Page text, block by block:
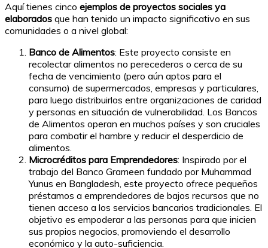
Aquí tienes cinco ejemplos de proyectos sociales ya
elaborados que han tenido un impacto significativo en sus
comunidades o a nivel global:
Banco de Alimentos: Este proyecto consiste en
recolectar alimentos no perecederos o cerca de su
fecha de vencimiento (pero aún aptos para el
consumo) de supermercados, empresas y particulares,
para luego distribuirlos entre organizaciones de caridad
y personas en situación de vulnerabilidad. Los Bancos
de Alimentos operan en muchos países y son cruciales
para combatir el hambre y reducir el desperdicio de
alimentos.
Microcréditos para Emprendedores: Inspirado por el
trabajo del Banco Grameen fundado por Muhammad
Yunus en Bangladesh, este proyecto ofrece pequeños
préstamos a emprendedores de bajos recursos que no
tienen acceso a los servicios bancarios tradicionales. El
objetivo es empoderar a las personas para que inicien
sus propios negocios, promoviendo el desarrollo
económico y la auto-suficiencia.